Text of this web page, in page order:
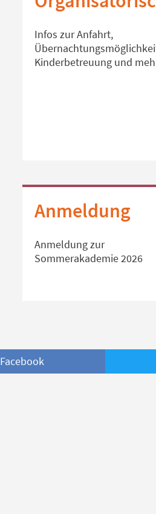
Infos zur Anfahrt,
Kinderbetreuung und
Anmeldung
Anmeldung zur
Sommerakademie 2026
Facebook